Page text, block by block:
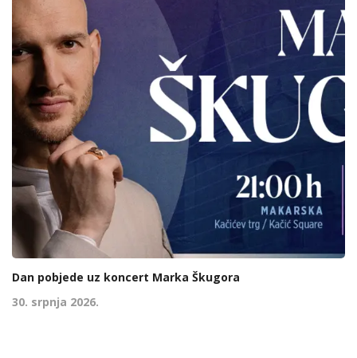
Dan pobjede uz koncert Marka Škugora
30. srpnja 2026.